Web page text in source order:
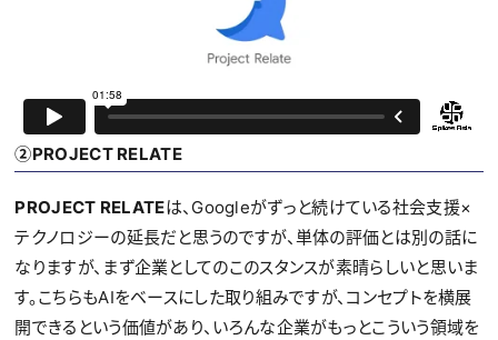
②PROJECT RELATE
PROJECT RELATEは、Googleがずっと続けている社会支援×
テクノロジーの延長だと思うのですが、単体の評価とは別の話に
なりますが、まず企業としてのこのスタンスが素晴らしいと思いま
す。こちらもAIをベースにした取り組みですが、コンセプトを横展
開できるという価値があり、いろんな企業がもっとこういう領域を